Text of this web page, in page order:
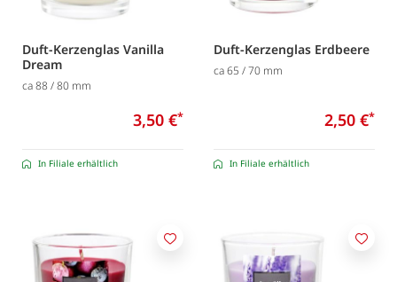
Duft-Kerzenglas Vanilla
Dream
ca 88 / 80 mm
3,50 €*
In Filiale erhältlich
Duft-Kerzenglas Erdbeere
ca 65 / 70 mm
2,50 €*
In Filiale erhältlich
Merken